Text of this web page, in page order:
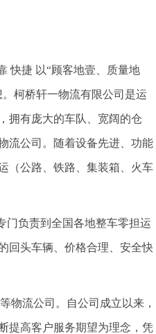
快捷 以“顾客地壹、质量地
柯桥轩一物流有限公司是运
拥有庞大的车队、宽阔的仓
流公司。随着设备先进、功能
（公路、铁路、集装箱、火车
门负责到全国各地整车零担运
回头车辆、价格合理、安全快
物流公司。自公司成立以来，
提高客户服务期望为理念，凭